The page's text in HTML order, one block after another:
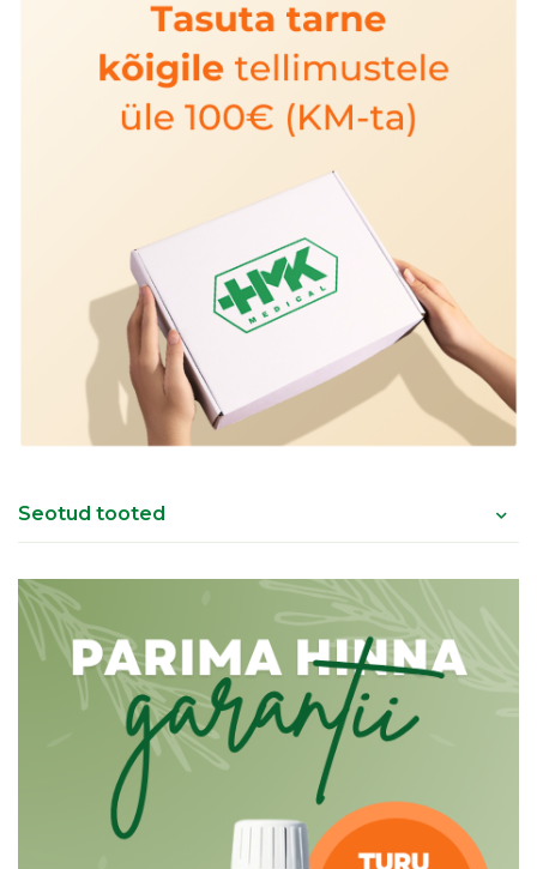
Seotud tooted